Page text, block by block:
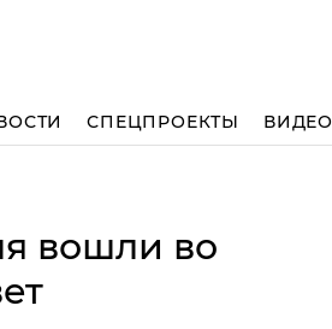
СПЕЦПРОЕКТЫ ВИДЕО
вошли во